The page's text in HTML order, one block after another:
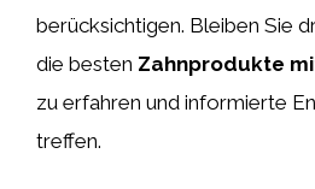
berücksichtigen. Bleiben Sie
die besten Zahnprodukte
zu erfahren und informierte
treffen.